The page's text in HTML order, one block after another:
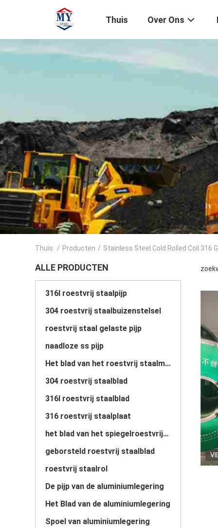
Thuis Over Ons
Thuis / Producten / Stainless Steel Cold Rolled Coil 316
ALLE PRODUCTEN
316l roestvrij staalpijp
304 roestvrij staalbuizenstelsel
roestvrij staal gelaste pijp
naadloze ss pijp
Het blad van het roestvrij staalmetaal
304 roestvrij staalblad
316l roestvrij staalblad
316 roestvrij staalplaat
het blad van het spiegelroestvrije staal
geborsteld roestvrij staalblad
roestvrij staalrol
De pijp van de aluminiumlegering
Het Blad van de aluminiumlegering
Spoel van aluminiumlegering